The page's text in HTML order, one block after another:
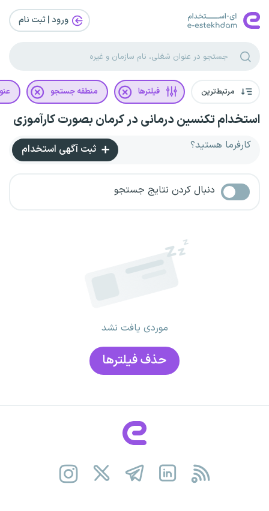
ورود | ثبت‌ نام
مرتبط‌ترین فیلترها منطقه جستجو
استخدام تکنسین درمانی در کرمان بصورت کارآموزی
کارفرما هستید؟ ثبت آگهی استخدام
دنبال کردن نتایج جستجو
موردی یافت نشد
حذف فیلتر‌ها